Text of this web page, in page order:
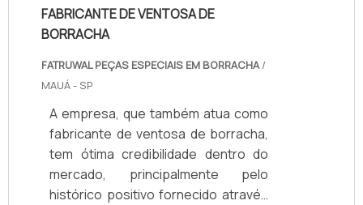
FABRICANTE DE VENTOSA DE
BORRACHA
FATRUWAL PEÇAS ESPECIAIS EM BORRACHA/
MAUÁ - SP
A empresa, que também atua como
fabricante de ventosa de borracha,
tem ótima credibilidade dentro do
mercado, principalmente pelo
histórico positivo fornecido através